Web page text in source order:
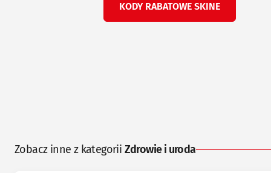
KODY RABATOWE SKINE
Zobacz inne z kategorii Zdrowie i uroda